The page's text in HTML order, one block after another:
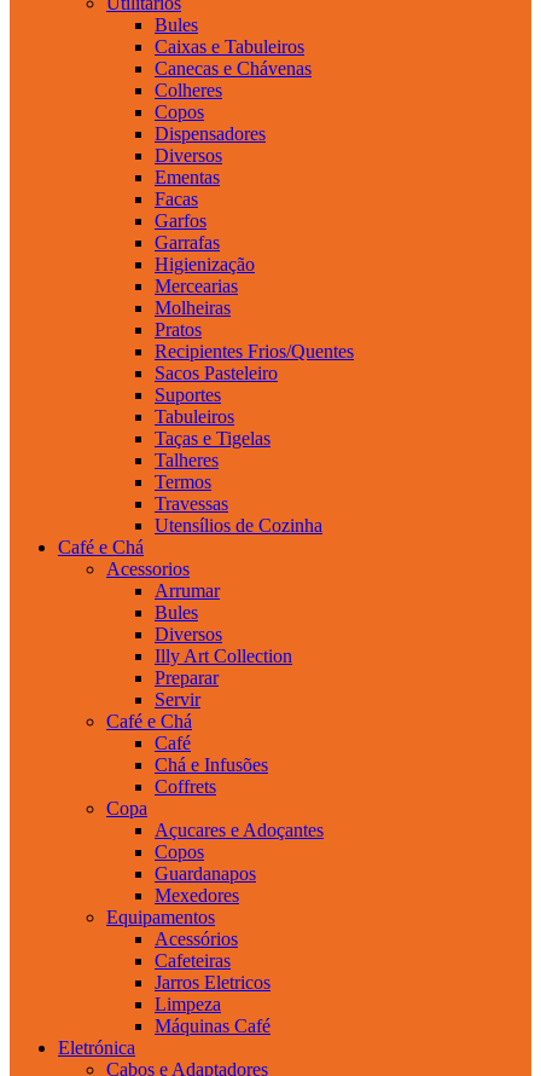
Bules
Caixas e Tabuleiros
Canecas e Chávenas
Colheres
Copos
Dispensadores
Diversos
Ementas
Facas
Garfos
Garrafas
Higienização
Mercearias
Molheiras
Pratos
Recipientes Frios/Quentes
Sacos Pasteleiro
Suportes
Tabuleiros
Taças e Tigelas
Talheres
Termos
Travessas
Utensílios de Cozinha
Café e Chá
Acessorios
Arrumar
Bules
Diversos
Illy Art Collection
Preparar
Servir
Café e Chá
Café
Chá e Infusões
Coffrets
Copa
Açucares e Adoçantes
Copos
Guardanapos
Mexedores
Equipamentos
Acessórios
Cafeteiras
Jarros Eletricos
Limpeza
Máquinas Café
Eletrónica
Cabos e Adaptadores